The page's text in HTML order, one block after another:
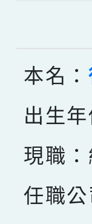
臺
市
本名：
出生
現職
任職公